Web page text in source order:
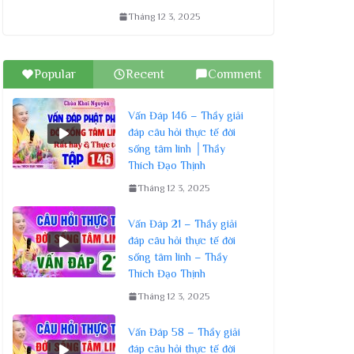
Tháng 12 3, 2025
Popular Recent Comment
Vấn Đáp 146 – Thầy giải
đáp câu hỏi thực tế đời
sống tâm linh │Thầy
Thích Đạo Thịnh
Tháng 12 3, 2025
Vấn Đáp 21 – Thầy giải
đáp câu hỏi thực tế đời
sống tâm linh – Thầy
Thích Đạo Thịnh
Tháng 12 3, 2025
Vấn Đáp 58 – Thầy giải
đáp câu hỏi thực tế đời